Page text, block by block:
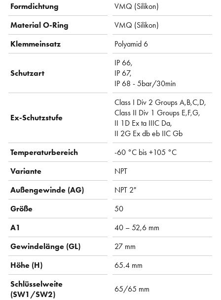
Formdichtung
VMQ (Silikon)
Material O-Ring
VMQ (Silikon)
Klemmeinsatz
Polyamid 6
Schutzart
IP 66,
IP 67,
IP 68 - 5bar/30min
Ex-Schutzstufe
Class I Div 2 Groups A,B,C,D,
Class II Div 1 Groups E,F,G,
II 1D Ex ta IIIC Da,
II 2G Ex db eb IIC Gb
Temperaturbereich
-60 °C bis +105 °C
Variante
NPT
Außengewinde (AG)
NPT 2"
Größe
50
A1
40 – 52,6 mm
Gewindelänge (GL)
27 mm
Höhe (H)
65.4 mm
Schlüsselweite
(SW1/SW2)
65/65 mm